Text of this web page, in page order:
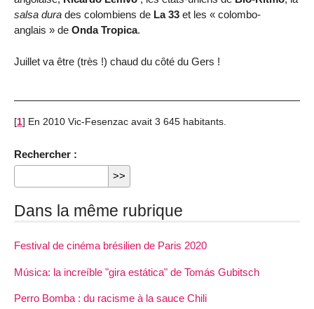
salsa dura des colombiens de La 33 et les « colombo-
anglais » de Onda Tropica.
Juillet va être (très !) chaud du côté du Gers !
[1] En 2010 Vic-Fesenzac avait 3 645 habitants.
Rechercher :
Dans la même rubrique
Festival de cinéma brésilien de Paris 2020
Música: la increíble "gira estática" de Tomás Gubitsch
Perro Bomba : du racisme à la sauce Chili